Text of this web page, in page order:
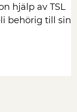
hjälp av TSL
behörig till sin